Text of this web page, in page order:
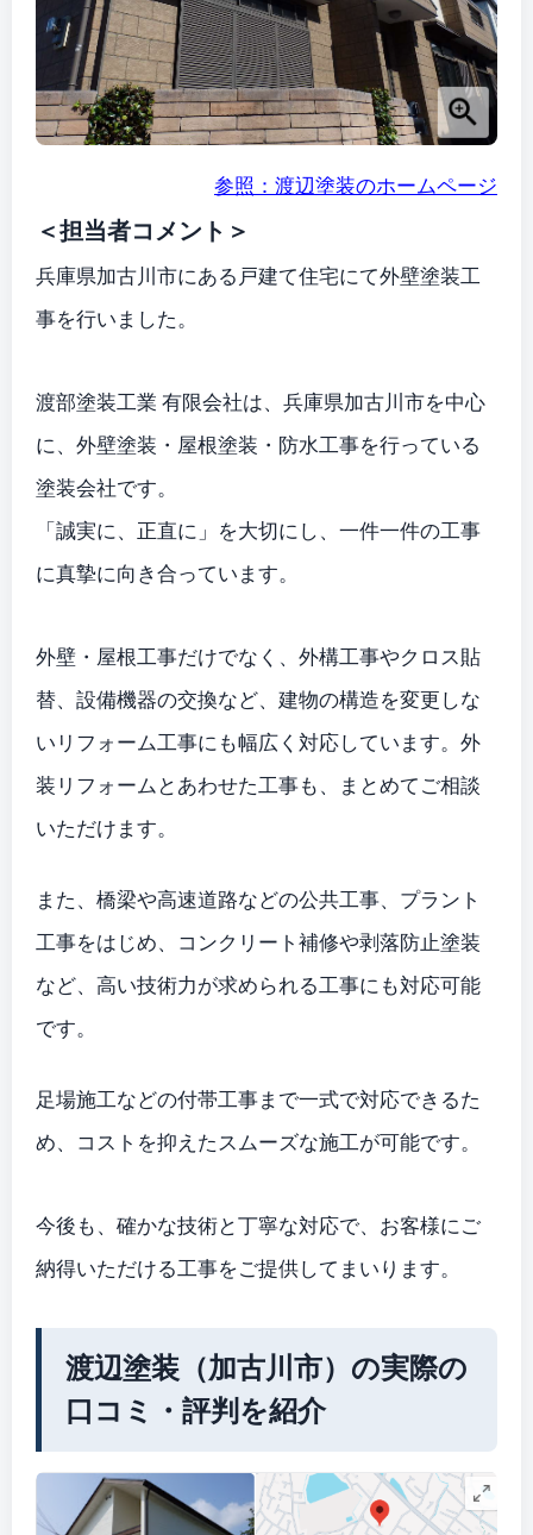
参照：渡辺塗装のホームページ
＜担当者コメント＞
兵庫県加古川市にある戸建て住宅にて外壁塗装工
事を行いました。
渡部塗装工業 有限会社は、兵庫県加古川市を中心
に、外壁塗装・屋根塗装・防水工事を行っている
塗装会社です。
「誠実に、正直に」を大切にし、一件一件の工事
に真摯に向き合っています。
外壁・屋根工事だけでなく、外構工事やクロス貼
替、設備機器の交換など、建物の構造を変更しな
いリフォーム工事にも幅広く対応しています。外
装リフォームとあわせた工事も、まとめてご相談
いただけます。
また、橋梁や高速道路などの公共工事、プラント
工事をはじめ、コンクリート補修や剥落防止塗装
など、高い技術力が求められる工事にも対応可能
です。
足場施工などの付帯工事まで一式で対応できるた
め、コストを抑えたスムーズな施工が可能です。
今後も、確かな技術と丁寧な対応で、お客様にご
納得いただける工事をご提供してまいります。
渡辺塗装（加古川市）の実際の
口コミ・評判を紹介